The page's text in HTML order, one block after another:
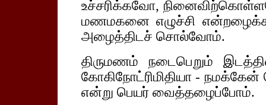
உச்சரிக்கவோ,
மணமகனை எழுச்சி
அழைத்திடச் சொல்வோம்.
திருமணம் நடைபெறும்
கோகிநோட்ரிமிதியா -
என்று பெயர் வைத்தழைப்போம்.